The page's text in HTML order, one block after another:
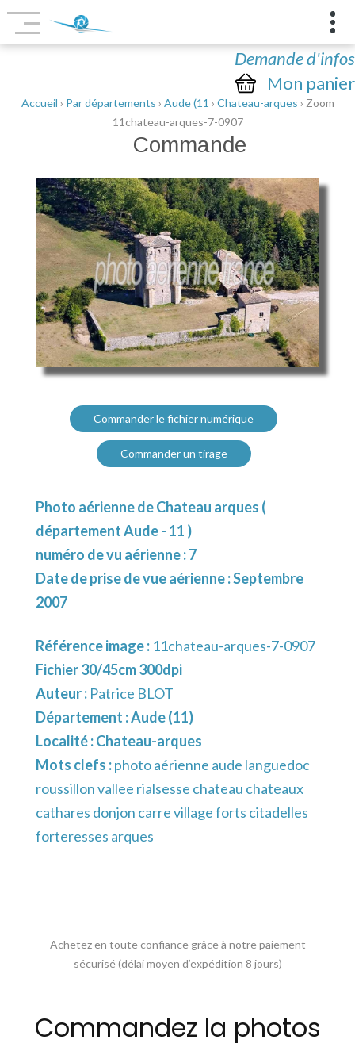
Demande d'infos
Mon panier
Accueil › Par départements › Aude (11 › Chateau-arques › Zoom
11chateau-arques-7-0907
Commande
Commander le fichier numérique
Commander un tirage
Photo aérienne de Chateau arques (
département Aude - 11 )
numéro de vu aérienne : 7
Date de prise de vue aérienne : Septembre
2007
Référence image : 11chateau-arques-7-0907
Fichier 30/45cm 300dpi
Auteur : Patrice BLOT
Département :Aude (11)
Localité :Chateau-arques
Mots clefs :photo aérienne aude languedoc
roussillon vallee rialsesse chateau chateaux
cathares donjon carre village forts citadelles
forteresses arques
Achetez en toute confiance grâce à notre paiement
sécurisé (délai moyen d’expédition 8 jours)
Commandez la photos